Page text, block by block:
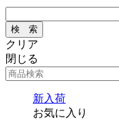
クリア
閉じる
新入荷
お気に入り